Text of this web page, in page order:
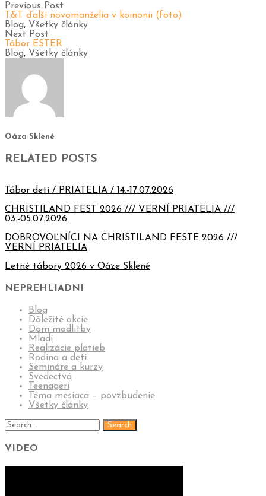
Previous Post
T&T ďalší novomanželia v koinonii (foto)
Blog, Všetky články
Next Post
Tábor ESTER
Blog, Všetky články
Oáza Sklené
RELATED POSTS
Tábor detí / PRIATELIA / 14.-17.07.2026
CHRISTILAND FEST 2026 /// VERNÍ PRIATELIA ///
03.-05.07.2026
DOBROVOĽNÍCI NA CHRISTILAND FESTE 2026 ///
VERNÍ PRIATELIA
Letné tábory 2026 v Oáze Sklené
NEPREHLIADNI
Blog
Dôležité akcie
Dom modlitby
Mladí
Realizácie platieb
Rodina a deti
Semináre a kurzy
Svedectvá
Teenageri
Téma mesiaca – povzbudenie
Všetky články
VIDEO